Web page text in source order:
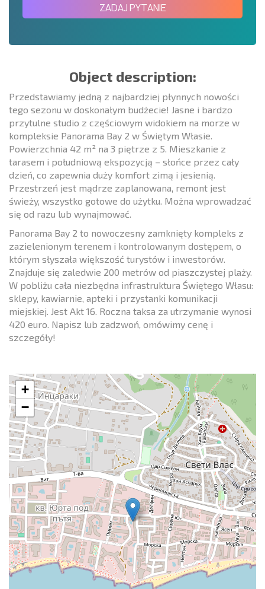
ZADAJ PYTANIE
Object description:
Przedstawiamy jedną z najbardziej płynnych nowości
tego sezonu w doskonałym budżecie! Jasne i bardzo
przytulne studio z częściowym widokiem na morze w
kompleksie Panorama Bay 2 w Świętym Własie.
Powierzchnia 42 m² na 3 piętrze z 5. Mieszkanie z
tarasem i południową ekspozycją – słońce przez cały
dzień, co zapewnia duży komfort zimą i jesienią.
Przestrzeń jest mądrze zaplanowana, remont jest
świeży, wszystko gotowe do użytku. Można wprowadzać
się od razu lub wynajmować.
Panorama Bay 2 to nowoczesny zamknięty kompleks z
zazielenionym terenem i kontrolowanym dostępem, o
którym słyszała większość turystów i inwestorów.
Znajduje się zaledwie 200 metrów od piaszczystej plaży.
W pobliżu cała niezbędna infrastruktura Świętego Własu:
sklepy, kawiarnie, apteki i przystanki komunikacji
miejskiej. Jest Akt 16. Roczna taksa za utrzymanie wynosi
420 euro. Napisz lub zadzwoń, omówimy cenę i
szczegóły!
+
−